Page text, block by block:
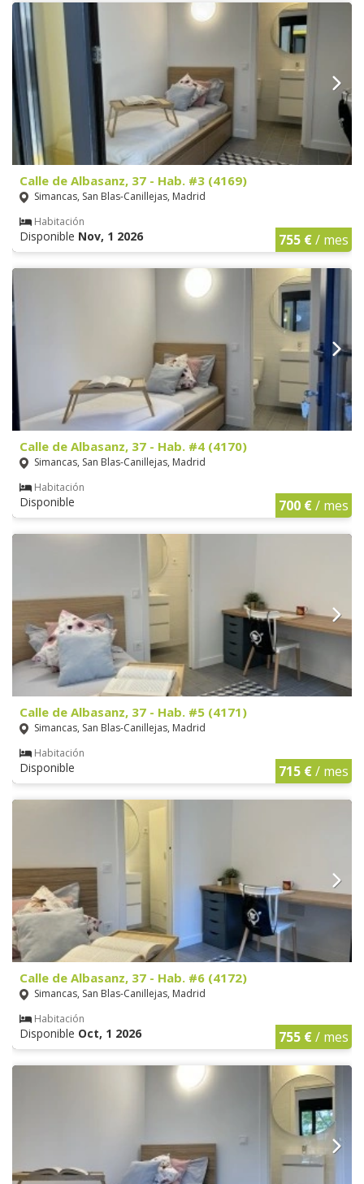
Calle de Albasanz, 37 - Hab. #3 (4169)
Simancas, San Blas-Canillejas, Madrid
Habitación
Disponible Nov, 1 2026 755 €/ mes
Calle de Albasanz, 37 - Hab. #4 (4170)
Simancas, San Blas-Canillejas, Madrid
Habitación
Disponible 700 €/ mes
Calle de Albasanz, 37 - Hab. #5 (4171)
Simancas, San Blas-Canillejas, Madrid
Habitación
Disponible 715 €/ mes
Calle de Albasanz, 37 - Hab. #6 (4172)
Simancas, San Blas-Canillejas, Madrid
Habitación
Disponible Oct, 1 2026 755 €/ mes